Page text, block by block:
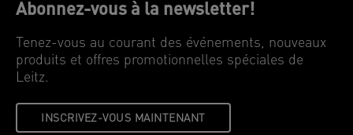
Abonnez-vous à la newsletter!
Tenez-vous au courant des événements, nouveaux
produits et offres promotionnelles spéciales de
Leitz.
INSCRIVEZ-VOUS MAINTENANT